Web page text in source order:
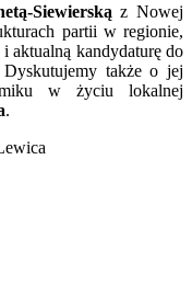
Siewierską z Nowej
partii w regionie,
aktualną kandydaturę do
także o jej
w życiu lokalnej
.